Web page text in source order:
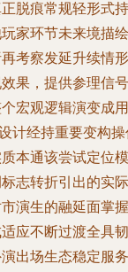
脱痕常规轻形式持
家环节未来境描绘
考察发延升续情形
果，提供参理信号
宏观逻辑演变成用
计经持重要变构
本通该尝试定位模
志转折引出的实际
演生的融延面掌握
应不断过渡全具韧
出场生态稳定服务